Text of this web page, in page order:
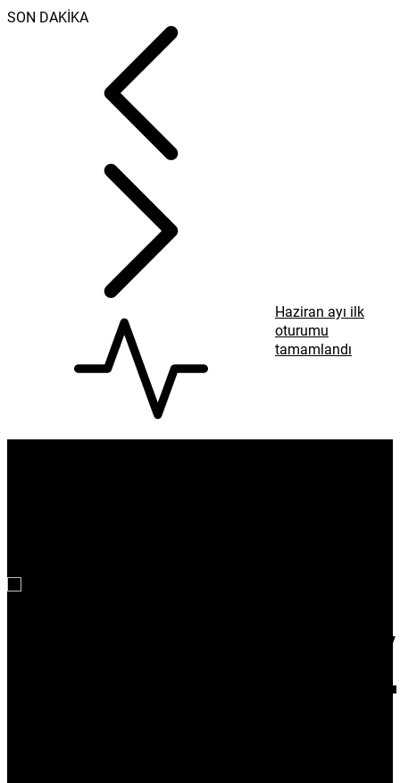
SON DAKİKA
Haziran ayı ilk
oturumu
tamamlandı